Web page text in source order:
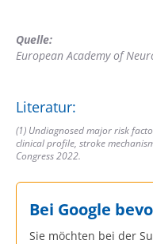
Quelle:
European Academy of
Literatur:
(1) Undiagnosed major risk
clinical profile, stroke
Congress 2022.
Bei Google
Sie möchten bei der